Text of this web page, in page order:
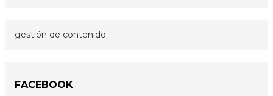
gestión de contenido.
FACEBOOK